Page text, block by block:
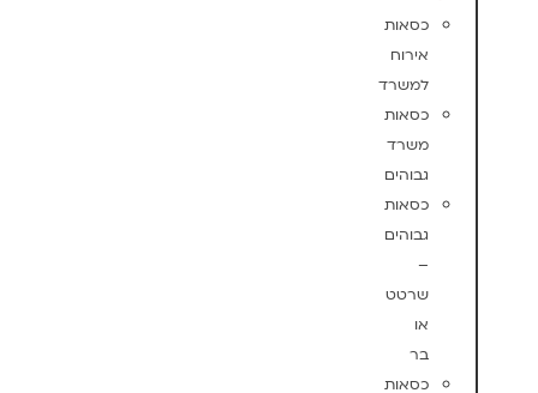
כסאות
אירוח
למשרד
כסאות
משרד
גבוהים
כסאות
גבוהים
שרטט
בר
כסאות